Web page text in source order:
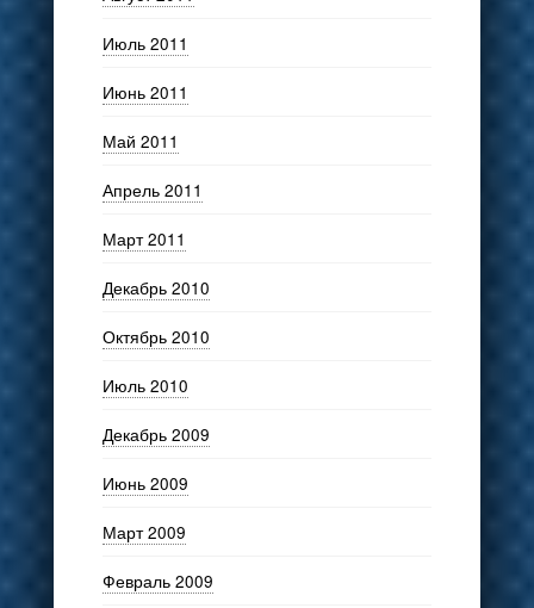
Июль 2011
Июнь 2011
Май 2011
Апрель 2011
Март 2011
Декабрь 2010
Октябрь 2010
Июль 2010
Декабрь 2009
Июнь 2009
Март 2009
Февраль 2009